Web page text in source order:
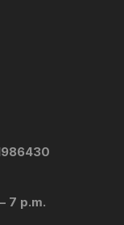
7 p.m.